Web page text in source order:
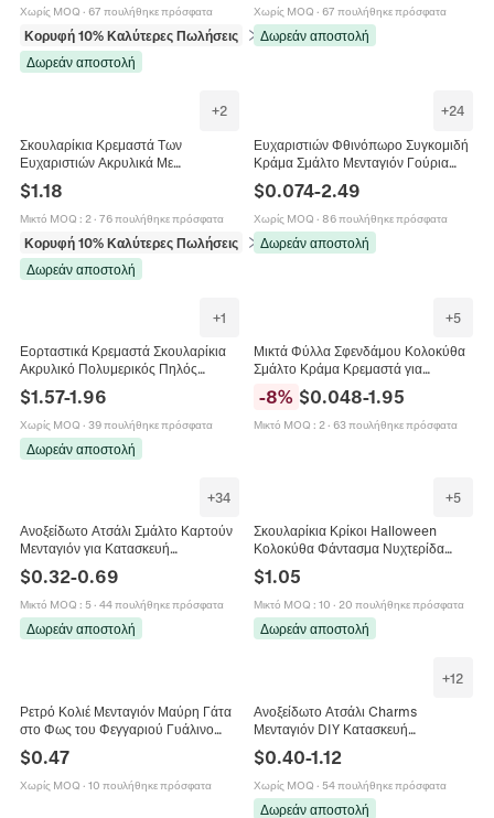
Χωρίς MOQ · 67 πουλήθηκε πρόσφατα
Κορυφή 10% Καλύτερες Πωλήσεις
σε Σκουλαρίκια
Δωρεάν αποστολή
Χωρίς MOQ · 67 πουλήθηκε πρόσφατα
Δωρεάν αποστολή
+2
Σκουλαρίκια Κρεμαστά Των
Ευχαριστιών Ακρυλικά Με
Φύλλο Σφενδάμου Φθινοπωρινά
Κοσμήματα Για Γυναίκες
$1.18
Μικτό MOQ : 2· 76 πουλήθηκε πρόσφατα
Κορυφή 10% Καλύτερες Πωλήσεις
σε Σκουλαρίκια
Δωρεάν αποστολή
+24
Ευχαριστιών Φθινόπωρο Συγκομιδή
Κράμα Σμάλτο Μενταγιόν Γούρια
Σφενδάμου Σκίουρος Για Κατασκευή
Κοσμημάτων DIY Μπρελόκ
$0.074-2.49
Χωρίς MOQ · 86 πουλήθηκε πρόσφατα
Δωρεάν αποστολή
+1
Εορταστικά Κρεμαστά Σκουλαρίκια
Ακρυλικό Πολυμερικός Πηλός
Γαλοπούλα Κολοκύθα Φύλλο
Σφενδάμου Κρανίο Χρυσόσκονη
Κοσμήματα Πάρτι
$1.57-1.96
Χωρίς MOQ · 39 πουλήθηκε πρόσφατα
Δωρεάν αποστολή
+5
Μικτά Φύλλα Σφενδάμου Κολοκύθα
Σμάλτο Κράμα Κρεμαστά για
Halloween DIY Βραχιόλι Κολιέ
Κατασκευή Κοσμημάτων Αξεσουάρ
Φθινοπωρινό Θέμα Μενταγιόν
-8% $0.048-1.95
Μικτό MOQ : 2· 63 πουλήθηκε πρόσφατα
+34
Ανοξείδωτο Ατσάλι Σμάλτο Καρτούν
Μενταγιόν για Κατασκευή
Κοσμημάτων DIY Πεταλούδα Φύλλο
Σφενδάμου Καρδιά Μενταγιόν Μόνο
$0.32-0.69
Μικτό MOQ : 5· 44 πουλήθηκε πρόσφατα
Δωρεάν αποστολή
+5
Σκουλαρίκια Κρίκοι Halloween
Κολοκύθα Φάντασμα Νυχτερίδα
Φύλλο Σφενδάμου Κράμα Χαλκός
Σμάλτο Φθινοπωρινά Κοσμήματα
$1.05
Μικτό MOQ : 10 · 20 πουλήθηκε πρόσφατα
Δωρεάν αποστολή
Ρετρό Κολιέ Μενταγιόν Μαύρη Γάτα
στο Φως του Φεγγαριού Γυάλινο
Κράμα Ψευδαργύρου Κόκκινο
Σφένδαμο Καλλιτεχνική Αλυσίδα
$0.47
Χωρίς MOQ · 10 πουλήθηκε πρόσφατα
+12
Ανοξείδωτο Ατσάλι Charms
Μενταγιόν DIY Κατασκευή
Κοσμημάτων Δέντρο Της Ζωής
Τριφύλλι Φύλλο Σφενδάμου
Λουλούδι Κέρατο Ελάφι Για
Κοσμήματα
$0.40-1.12
Χωρίς MOQ · 54 πουλήθηκε πρόσφατα
Δωρεάν αποστολή